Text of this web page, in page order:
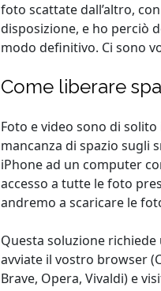
foto scattate dall’altro,
disposizione, e ho perciò
modo definitivo. Ci sono
Come liberare
Foto e video sono di
mancanza di spazio sugli
iPhone ad un computer
accesso a tutte le foto
andremo a scaricare le
Questa soluzione
avviate il vostro browser
Brave, Opera, Vivaldi) e